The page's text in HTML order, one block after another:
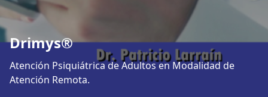
Drimys®
Atención Psiquiátrica de Adultos en Modalidad de
Atención Remota.